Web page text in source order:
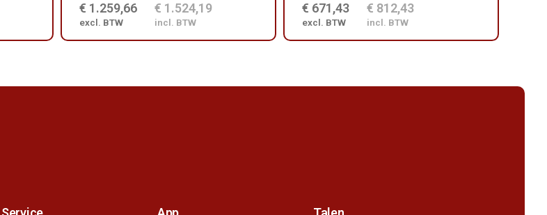
€ 1.259,66
excl. BTW
€ 1.524,19
incl. BTW
€ 671,43
excl. BTW
€ 812,43
incl. BTW